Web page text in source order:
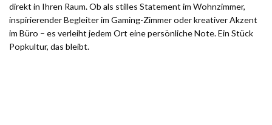
direkt in Ihren Raum. Ob als stilles Statement im Wohnzimmer,
inspirierender Begleiter im Gaming-Zimmer oder kreativer Akzent
im Büro – es verleiht jedem Ort eine persönliche Note. Ein Stück
Popkultur, das bleibt.